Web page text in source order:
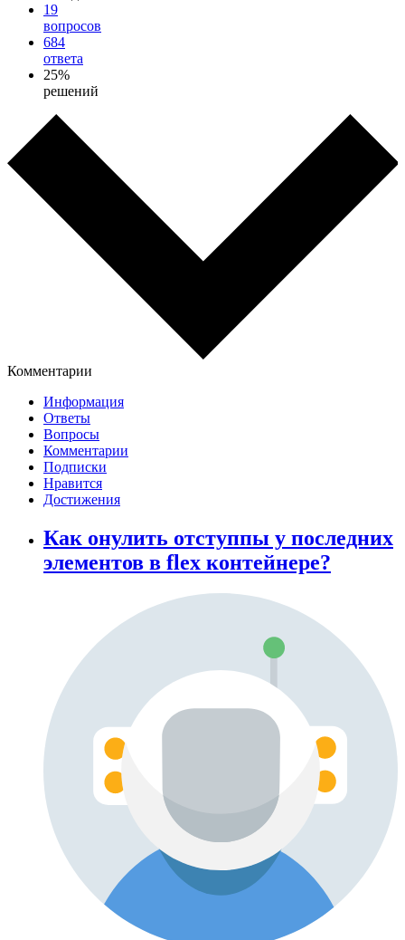
19
вопросов
684
ответа
25%
решений
Комментарии
Информация
Ответы
Вопросы
Комментарии
Подписки
Нравится
Достижения
Как онулить отступпы у последних
элементов в flex контейнере?